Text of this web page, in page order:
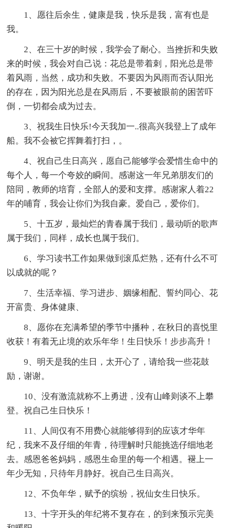
1、愿往后余生，健康是我，快乐是我，富有也是
我。
2、在三十岁的时候，我学会了耐心。当挫折和失败
来的时候，我会对自己说：花总是带着刺，阳光总是带
着风雨，当然，成功和失败。不要因为风雨而否认阳光
的存在，因为阳光总是在风雨后，不要被眼前的困苦吓
倒，一切都会成为过去。
3、祝我生日快乐!今天我加一..很高兴我登上了成年
船。我不会被它挥舞着打扫，。
4、祝自己生日高兴，愿自己能够学会爱惜生命中的
每个人，每一个夸姣的瞬间。感谢这一年兄弟朋友们的
陪同，教师的培育，全部人的爱和支撑。感谢家人着22
年的哺育，我会让你们为我自豪。爱自己，爱你们。
5、十五岁，最灿烂的青春属于我们，最动听的歌声
属于我们，同样，成长也属于我们。
6、学习读书工作如果做到滚瓜烂熟，还有什么不可
以成就的呢？
7、生活幸福、学习进步、姻缘相配、誓约同心、花
开富贵、身体健康、
8、愿你在充满希望的季节中播种，在秋日的喜悦里
收获！有着无止境的欢乐年华！生日快乐！步步高升！
9、明天是我的生日，太开心了，请给我一些花鼓
励，谢谢。
10、没有激流就称不上勇进，没有山峰则谈不上攀
登。祝自己生日快乐！
11、人间仅有不用费心就能够得到的应该才华年
纪，我来不及仔细的年青，待理解时只能挑选仔细地老
去。感恩爸爸妈妈，感恩生命里的每一个相遇。褪上一
年少无知，只待年月静好。祝自己生日高兴。
12、不负年华，赋予的缤纷，祝仙女生日快乐。
13、十字开头的年纪将不复存在，的到来预示完美